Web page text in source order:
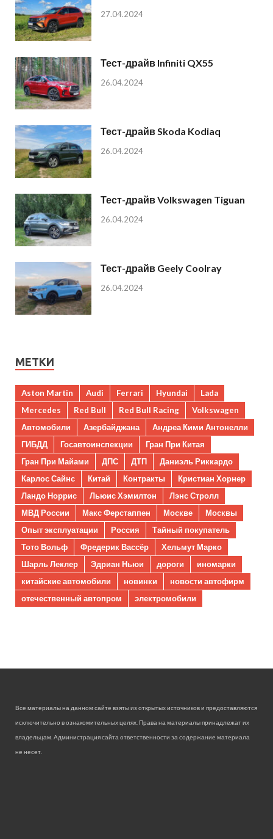
27.04.2024
Тест-драйв Infiniti QX55
26.04.2024
Тест-драйв Skoda Kodiaq
26.04.2024
Тест-драйв Volkswagen Tiguan
26.04.2024
Тест-драйв Geely Coolray
26.04.2024
МЕТКИ
Aston Martin Audi Ferrari Hyundai
Lada
Mercedes
Red Bull Red Bull Racing
Volkswagen
Автомобили
Азербайджана
Андреа Кими Антонелли
ГИБДД
Госавтоинспекции
Гран При Китая
Гран При Майами
ДПС ДТП
Даниэль Риккардо
Карлос Сайнс
Китай Контракты
Кристиан Хорнер
Ландо Норрис
Льюис Хэмилтон
Лэнс Стролл
МВД России
Макс Ферстаппен Москве
Москвы
Опыт эксплуатации
Россия
Тайный покупатель
Тото Вольф
Фредерик Вассёр
Хельмут Марко
Шарль Леклер
Эдриан Ньюи дороги
иномарки
китайские автомобили
новинки
новости автофирм
отечественный автопром
электромобили
Все материалы на данном сайте взяты из открытых источников и предоставляются
исключительно в ознакомительных целях. Права на материалы принадлежат их
владельцам. Администрация сайта ответственности за содержание материала
не несет.